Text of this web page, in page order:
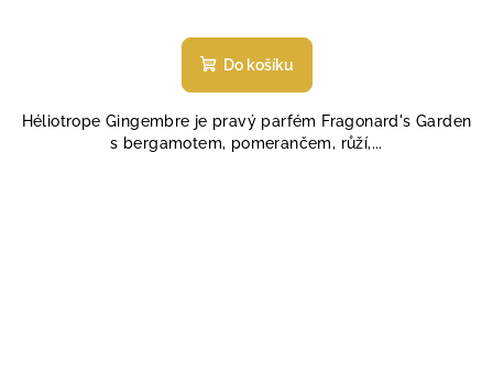
hodnocení
produktu
z
5
Do košíku
Héliotrope Gingembre je pravý parfém Fragonard's Garden
s bergamotem, pomerančem, růží,...